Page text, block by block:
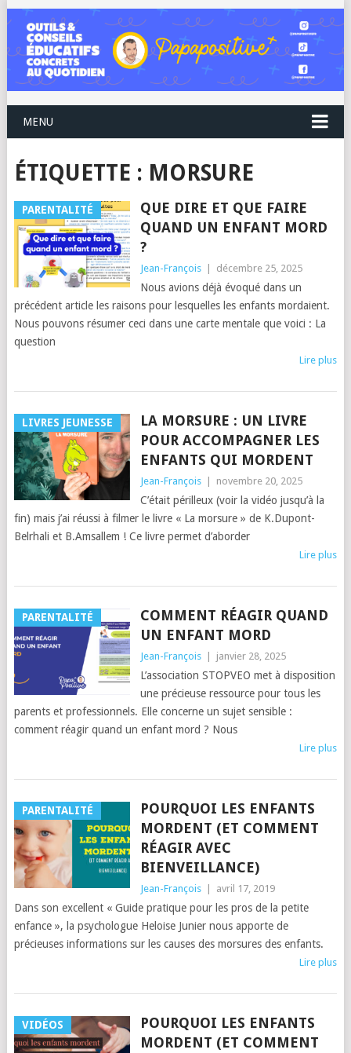
MENU
ÉTIQUETTE : MORSURE
PARENTALITÉ
QUE DIRE ET QUE FAIRE
QUAND UN ENFANT MORD
?
Jean-François décembre 25, 2025
Nous avions déjà évoqué dans un
précédent article les raisons pour lesquelles les enfants mordaient.
Nous pouvons résumer ceci dans une carte mentale que voici : La
question
Lire plus
LIVRES JEUNESSE
LA MORSURE : UN LIVRE
POUR ACCOMPAGNER LES
ENFANTS QUI MORDENT
Jean-François novembre 20, 2025
C’était périlleux (voir la vidéo jusqu’à la
fin) mais j’ai réussi à filmer le livre « La morsure » de K.Dupont-
Belrhali et B.Amsallem ! Ce livre permet d’aborder
Lire plus
PARENTALITÉ
COMMENT RÉAGIR QUAND
UN ENFANT MORD
Jean-François janvier 28, 2025
L’association STOPVEO met à disposition
une précieuse ressource pour tous les
parents et professionnels. Elle concerne un sujet sensible :
comment réagir quand un enfant mord ? Nous
Lire plus
PARENTALITÉ
POURQUOI LES ENFANTS
MORDENT (ET COMMENT
RÉAGIR AVEC
BIENVEILLANCE)
Jean-François avril 17, 2019
Dans son excellent « Guide pratique pour les pros de la petite
enfance », la psychologue Heloise Junier nous apporte de
précieuses informations sur les causes des morsures des enfants.
Lire plus
VIDÉOS
POURQUOI LES ENFANTS
MORDENT (ET COMMENT